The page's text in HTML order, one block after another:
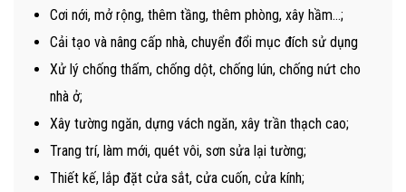
Cơi nới, mở rộng, thêm tầng, thêm phòng, xây hầm…;
Cải tạo và nâng cấp nhà, chuyển đổi mục đích sử dụng
Xử lý chống thấm, chống dột, chống lún, chống nứt cho
nhà ở;
Xây tường ngăn, dựng vách ngăn, xây trần thạch cao;
Trang trí, làm mới, quét vôi, sơn sửa lại tường;
Thiết kế, lắp đặt cửa sắt, cửa cuốn, cửa kính;